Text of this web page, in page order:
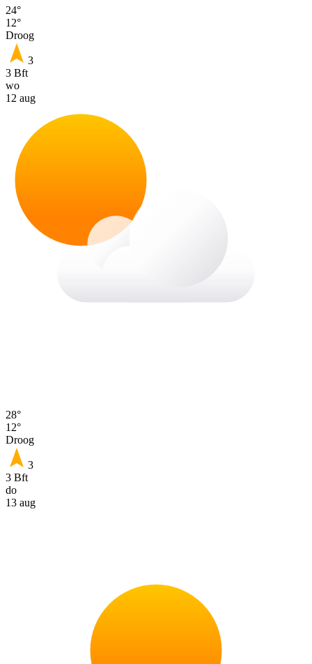
24°
12°
Droog
3
3 Bft
wo
12 aug
28°
12°
Droog
3
3 Bft
do
13 aug